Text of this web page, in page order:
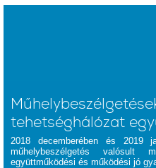
tehetséghálózat
2018 decemberében és 2019
műhelybeszélgetés
együttműködési és működési jó